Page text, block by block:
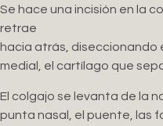
Se hace una incisión en la
retrae
hacia atrás, diseccionando
medial, el cartílago que
El colgajo se levanta de la
punta nasal, el puente, las